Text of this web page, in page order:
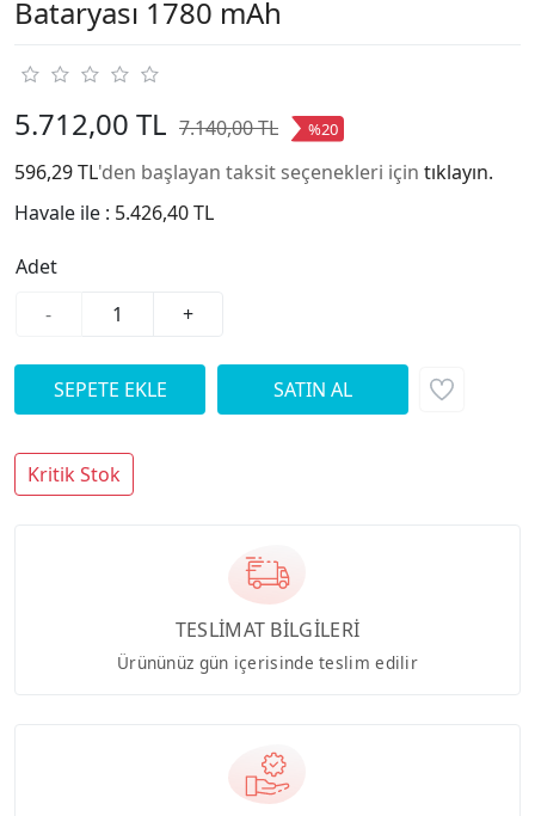
Bataryası 1780 mAh
5.712,00 TL 7.140,00 TL %20
596,29 TL'den başlayan taksit seçenekleri için tıklayın.
Havale ile : 5.426,40 TL
Adet
-
+
Kritik Stok
TESLİMAT BİLGİLERİ
Ürününüz gün içerisinde teslim edilir